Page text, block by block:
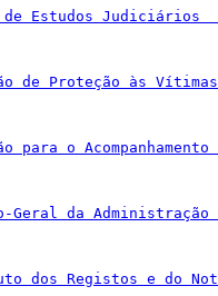
de Estudos
de Proteção às
para o
Geral da
dos Registos e do